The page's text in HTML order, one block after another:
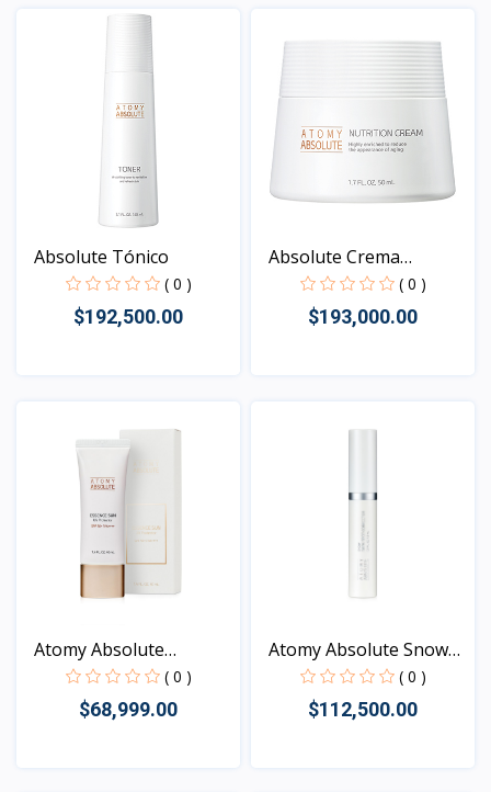
Absolute Tónico
( 0 )
$192,500.00
Absolute Crema
Nutritiv...
( 0 )
$193,000.00
Atomy Absolute
Essence...
( 0 )
$68,999.00
Atomy Absolute Snow
Dar...
( 0 )
$112,500.00